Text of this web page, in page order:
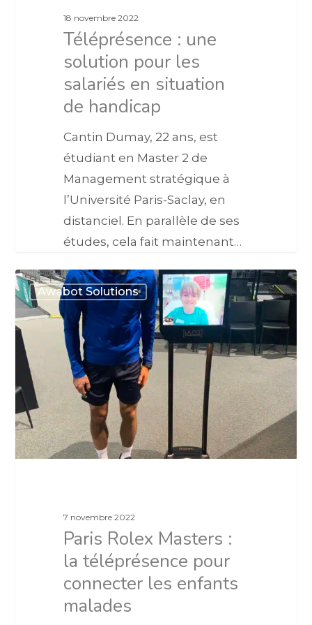
18 novembre 2022
Téléprésence : une
solution pour les
salariés en situation
de handicap
Cantin Dumay, 22 ans, est
étudiant en Master 2 de
Management stratégique à
l’Université Paris-Saclay, en
distanciel. En parallèle de ses
études, cela fait maintenant…
Awabot Solutions
7 novembre 2022
Paris Rolex Masters :
la téléprésence pour
connecter les enfants
malades